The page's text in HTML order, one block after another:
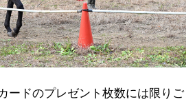
ードのプレゼント枚数には限りご